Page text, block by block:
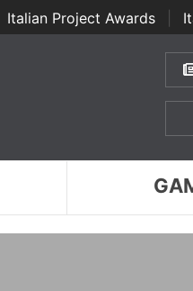
Italian Project Awards